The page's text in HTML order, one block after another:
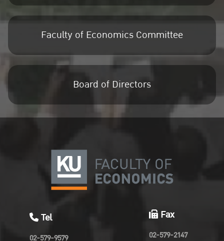
Faculty of Economics Committee
Board of Directors
Tel
02-579-9579
Fax
02-579-2147